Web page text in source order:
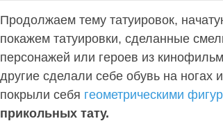
Продолжаем тему татуировок,
покажем татуировки, сделанные
персонажей или героев из
другие сделали себе обувь на
покрыли себя геометрическими
прикольных тату.